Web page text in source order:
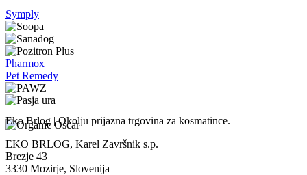
Symply
Pharmox
Pet Remedy
Eko Brlog | Okolju prijazna trgovina za kosmatince.
EKO BRLOG, Karel Završnik s.p.
Brezje 43
3330 Mozirje, Slovenija